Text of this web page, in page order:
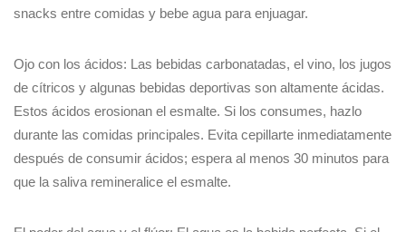
snacks entre comidas y bebe agua para enjuagar.
Ojo con los ácidos: Las bebidas carbonatadas, el vino, los jugos
de cítricos y algunas bebidas deportivas son altamente ácidas.
Estos ácidos erosionan el esmalte. Si los consumes, hazlo
durante las comidas principales. Evita cepillarte inmediatamente
después de consumir ácidos; espera al menos 30 minutos para
que la saliva remineralice el esmalte.